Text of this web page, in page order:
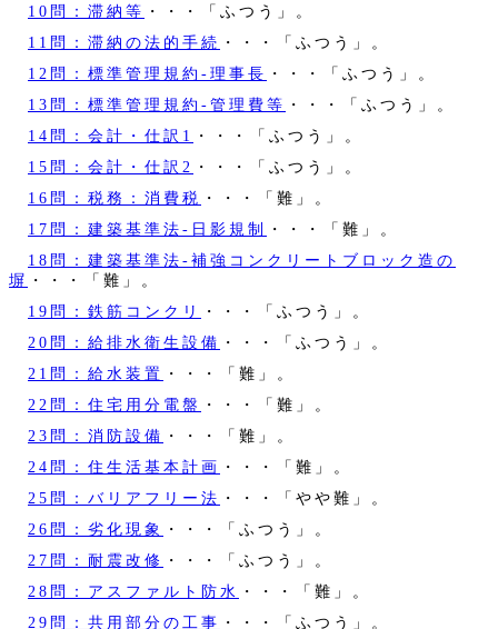
10問：滞納等 ・・・「ふつう」。
11問：滞納の法的手続 ・・・「ふつう」。
12問：標準管理規約‐理事長 ・・・「ふつう」。
13問：標準管理規約‐管理費等 ・・・「ふつう」。
14問：会計・仕訳1
・・・「ふつう」。
15問：会計・仕訳2
・・・「ふつう」。
16問：税務：消費税 ・・・「難」。
17問：建築基準法‐日影規制
・・・「難」。
18問：建築基準法‐補強コンクリートブロック造の
塀 ・・・「難」。
19問：鉄筋コンクリ
・・・「ふつう」。
20問：給排水衛生設備 ・・・「ふつう」。
21問：給水装置 ・・・「難」。
22問：住宅用分電盤
・・・「難」。
23問：消防設備 ・・・「難」。
24問：住生活基本計画 ・・・「難」。
25問：バリアフリー法 ・・・「やや難」。
26問：劣化現象
・・・「ふつう」。
27問：耐震改修 ・・・「ふつう」。
28問：アスファルト防水
・・・「難」。
29問：共用部分の工事 ・・・「ふつう」。